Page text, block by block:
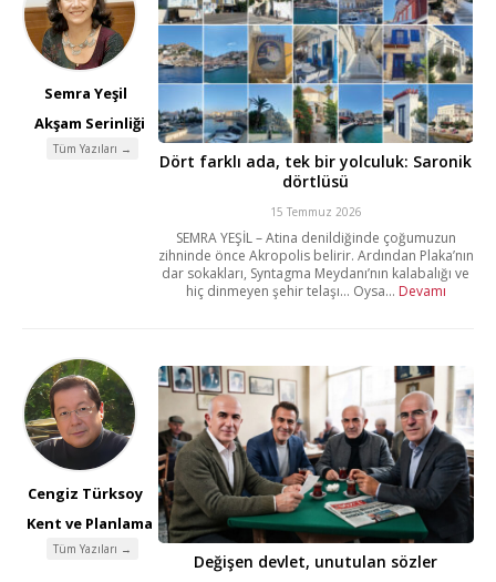
Semra Yeşil
Akşam Serinliği
Tüm Yazıları →
Dört farklı ada, tek bir yolculuk: Saronik
dörtlüsü
15 Temmuz 2026
SEMRA YEŞİL – Atina denildiğinde çoğumuzun
zihninde önce Akropolis belirir. Ardından Plaka’nın
dar sokakları, Syntagma Meydanı’nın kalabalığı ve
hiç dinmeyen şehir telaşı… Oysa... Devamı
Cengiz Türksoy
Kent ve Planlama
Tüm Yazıları →
Değişen devlet, unutulan sözler